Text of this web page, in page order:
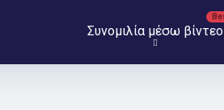
Συνομιλία μέσω βίντεο